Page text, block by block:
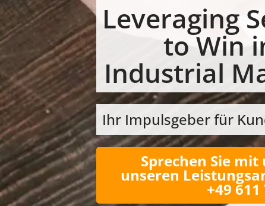
Leveraging
to Win
Industrial
Ihr Impulsgeber für
Sprechen Sie
unseren
+49